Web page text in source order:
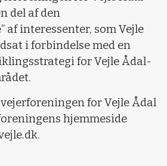
del af den
af interessenter, som Vejle
i forbindelse med en
for Vejle Ådal-
for Vejle Ådal
hjemmeside